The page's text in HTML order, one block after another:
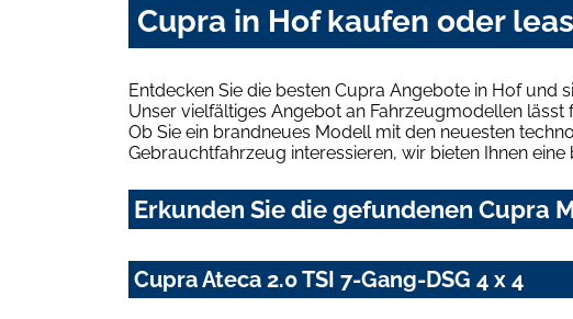
Cupra in Hof kaufen oder
Entdecken Sie die besten Cupra Angebote in Hof und
Unser vielfältiges Angebot an Fahrzeugmodellen lässt
Ob Sie ein brandneues Modell mit den neuesten
Gebrauchtfahrzeug interessieren, wir bieten Ihnen eine
Erkunden Sie die gefundenen Cupra
Cupra Ateca 2.0 TSI 7-Gang-DSG 4 x 4